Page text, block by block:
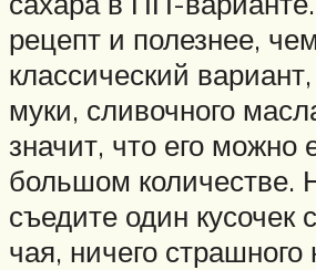
рецепт и полезнее, чем
классический
муки, сливочного
значит, что его можно
большом количестве.
съедите один кусочек
чая, ничего страшного